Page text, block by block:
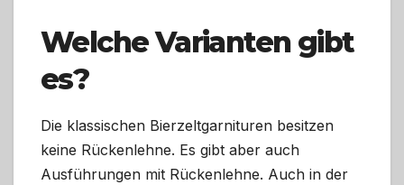
Welche Varianten gibt
es?
Die klassischen Bierzeltgarnituren besitzen
keine Rückenlehne. Es gibt aber auch
Ausführungen mit Rückenlehne. Auch in der